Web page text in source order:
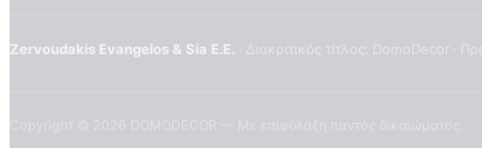
Zervoudakis Evangelos & Sia E.E.